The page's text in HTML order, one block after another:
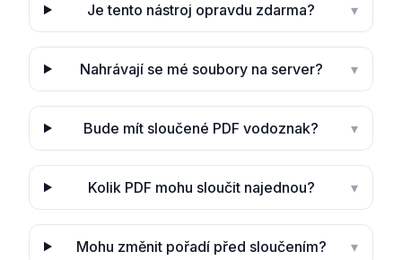
Je tento nástroj opravdu zdarma? ▾
Nahrávají se mé soubory na server? ▾
Bude mít sloučené PDF vodoznak? ▾
Kolik PDF mohu sloučit najednou? ▾
Mohu změnit pořadí před sloučením? ▾